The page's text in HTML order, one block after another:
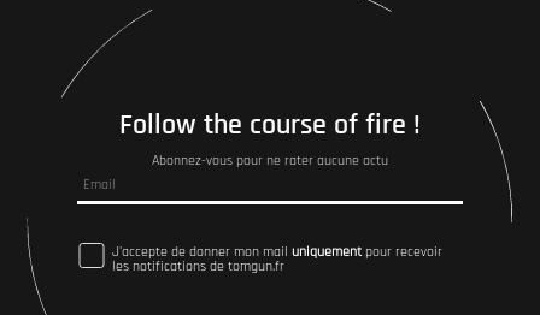
Follow the course of fire !
Abonnez-vous pour ne rater aucune actu
J'accepte de donner mon mail uniquementpour recevoir
les notifications de tomgun.fr